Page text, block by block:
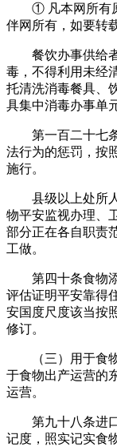
① 凡本网所有原
伴网所有，如要转
餐饮办事供给者
毒，不得利用未经
托清洗消毒餐具、
具集中消毒办事单
第一百二十七条
法行为的惩罚，按
施行。
县级以上处所人
物平安监视办理、
部分正在各自职责
工做。
第四十条食物添
评估证明平安靠得
安国度尺度该当按
修订。
（三）用于食物
于食物出产运营的
运营。
第九十八条进口
记度，照实记实食